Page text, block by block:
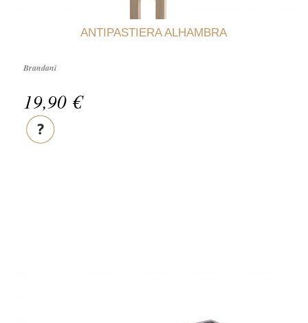
ANTIPASTIERA ALHAMBRA
Brandani
19,90 €